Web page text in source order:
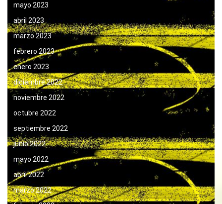
mayo 2023
abril 2023
marzo 2023
febrero 2023
enero 2023
diciembre 2022
noviembre 2022
octubre 2022
septiembre 2022
junio 2022
mayo 2022
abril 2022
marzo 2022